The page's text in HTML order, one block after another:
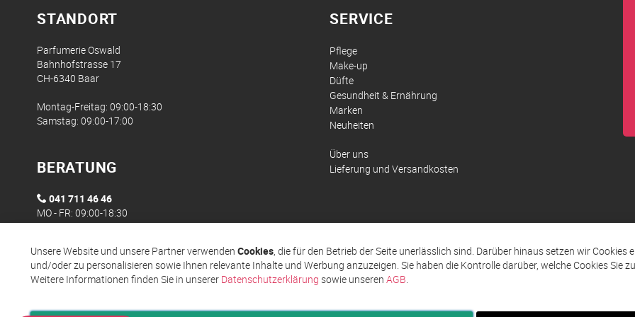
STANDORT
Parfumerie Oswald
Bahnhofstrasse 17
CH-6340 Baar
Montag-Freitag: 09:00-18:30
Samstag: 09:00-17:00
BERATUNG
041 711 46 46
MO - FR: 09:00-18:30
SERVICE
Pflege
Make-up
Düfte
Gesundheit & Ernährung
Marken
Neuheiten
Über uns
Lieferung und Versandkosten
Unsere Website und unsere Partner verwendenCookies, die für den Betrieb der Seite unerlässlich sind. Darüber hinaus setzen wir Cookies
und/oder zu personalisieren sowie Ihnen relevante Inhalte und Werbung anzuzeigen. Sie haben die Kontrolle darüber, welche Cookies Sie
Weitere Informationen finden Sie in unserer Datenschutzerklärung sowie unserenAGB.